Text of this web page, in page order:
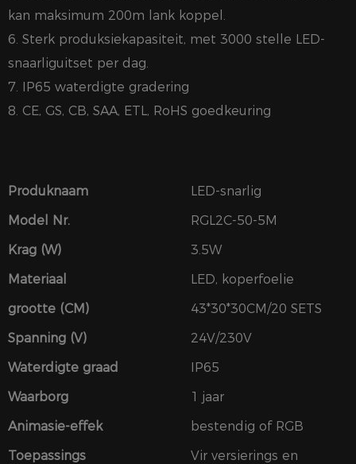
kan maksimum 200m lank koppel.
6. Sterk produksiekapasiteit, met 3000 stelle LED-
snaarliguitset per dag.
7. IP65 waterdigte gradering
8. CE, GS, CB, SAA, ETL, RoHS goedkeuring
Produknaam
LED-snarlig
Model Nr.
RGL2C-50-5M
Krag (W)
3.5W
Materiaal
LED, koperfoelie
grootte (CM)
43*30*30CM/20 SETS
Spanning (V)
24V/230V
Waterdigte graad
IP65
Waarborg
1 jaar
Animasie-effek
bestendig of RGB
Toepassings
Vir versierings en